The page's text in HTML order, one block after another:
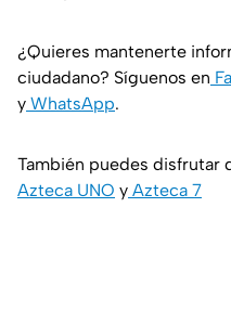
¿Quieres mantenerte
ciudadano? Síguenos en
y WhatsApp.
También puedes disfrutar
Azteca UNO y Azteca 7